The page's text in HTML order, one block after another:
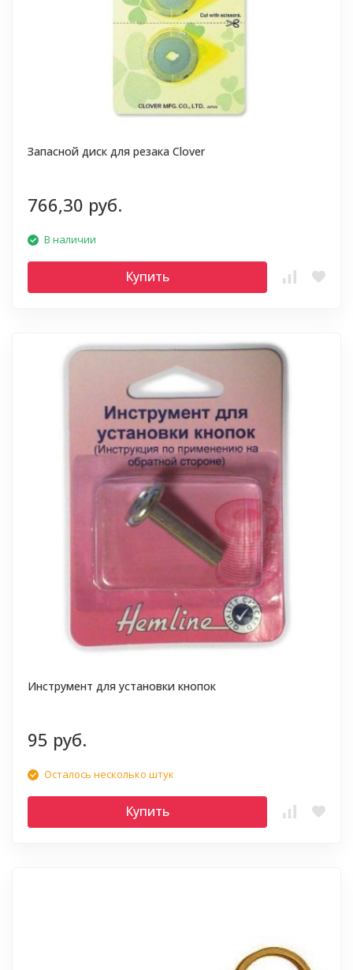
Запасной диск для резака Clover
766,30 руб.
В наличии
Купить
Инструмент для установки кнопок
95 руб.
Осталось несколько штук
Купить